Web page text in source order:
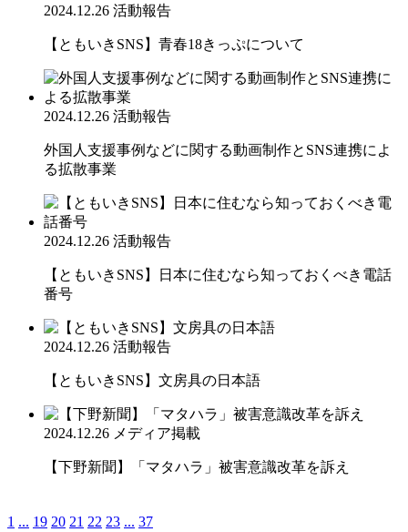
2024.12.26 活動報告
【ともいきSNS】青春18きっぷについて
2024.12.26 活動報告
外国人支援事例などに関する動画制作とSNS連携によ
る拡散事業
2024.12.26 活動報告
【ともいきSNS】日本に住むなら知っておくべき電話
番号
2024.12.26 活動報告
【ともいきSNS】文房具の日本語
2024.12.26 メディア掲載
【下野新聞】「マタハラ」被害意識改革を訴え
1 ... 19 20 21 22 23 ... 37